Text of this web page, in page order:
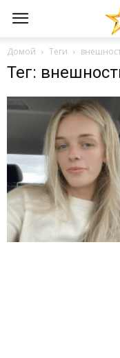
Домой Теги
Тег: